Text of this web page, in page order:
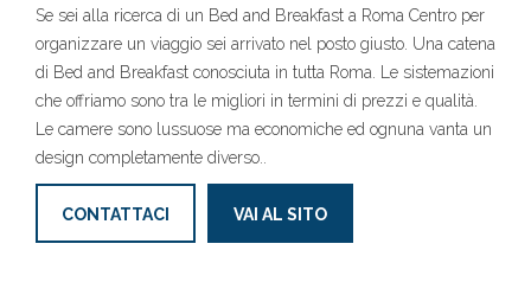
Se sei alla ricerca di un Bed and Breakfast a Roma Centro per
organizzare un viaggio sei arrivato nel posto giusto. Una catena
di Bed and Breakfast conosciuta in tutta Roma. Le sistemazioni
che offriamo sono tra le migliori in termini di prezzi e qualità.
Le camere sono lussuose ma economiche ed ognuna vanta un
design completamente diverso..
CONTATTACI VAI AL SITO